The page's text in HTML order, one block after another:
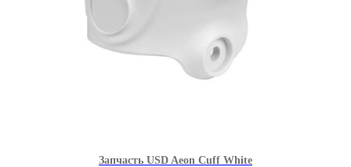
Запчасть USD Aeon Cuff White